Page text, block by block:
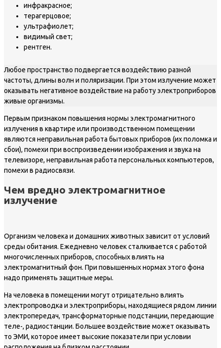
инфракрасное;
терагерцовое;
ультрафиолет;
видимый свет;
рентген.
Любое пространство подвергается воздействию разной
частоты, длины волн и поляризации. При этом излучение может
оказывать негативное воздействие на работу электроприборов
живые организмы.
Первым признаком повышения нормы электромагнитного
излучения в квартире или производственном помещении
являются неправильная работа бытовых приборов (их поломка и
сбои), помехи при воспроизведении изображения и звука на
телевизоре, неправильная работа персональных компьютеров,
помехи в радиосвязи.
Чем вредно электромагнитное
излучение
Организм человека и домашних животных зависит от условий
среды обитания. Ежедневно человек сталкивается с работой
многочисленных приборов, способных влиять на
электромагнитный фон. При повышенных нормах этого фона
надо применять защитные меры.
На человека в помещении могут отрицательно влиять
электропроводка и электроприборы, находящиеся рядом линии
электропередач, трансформаторные подстанции, передающие
теле-, радиостанции. Большее воздействие может оказывать
то ЭМИ, которое имеет высокие показатели при условии